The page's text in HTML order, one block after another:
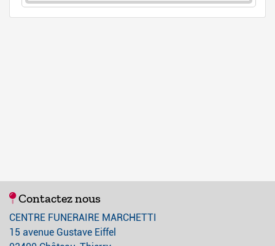
Contactez nous
CENTRE FUNERAIRE MARCHETTI
15 avenue Gustave Eiffel